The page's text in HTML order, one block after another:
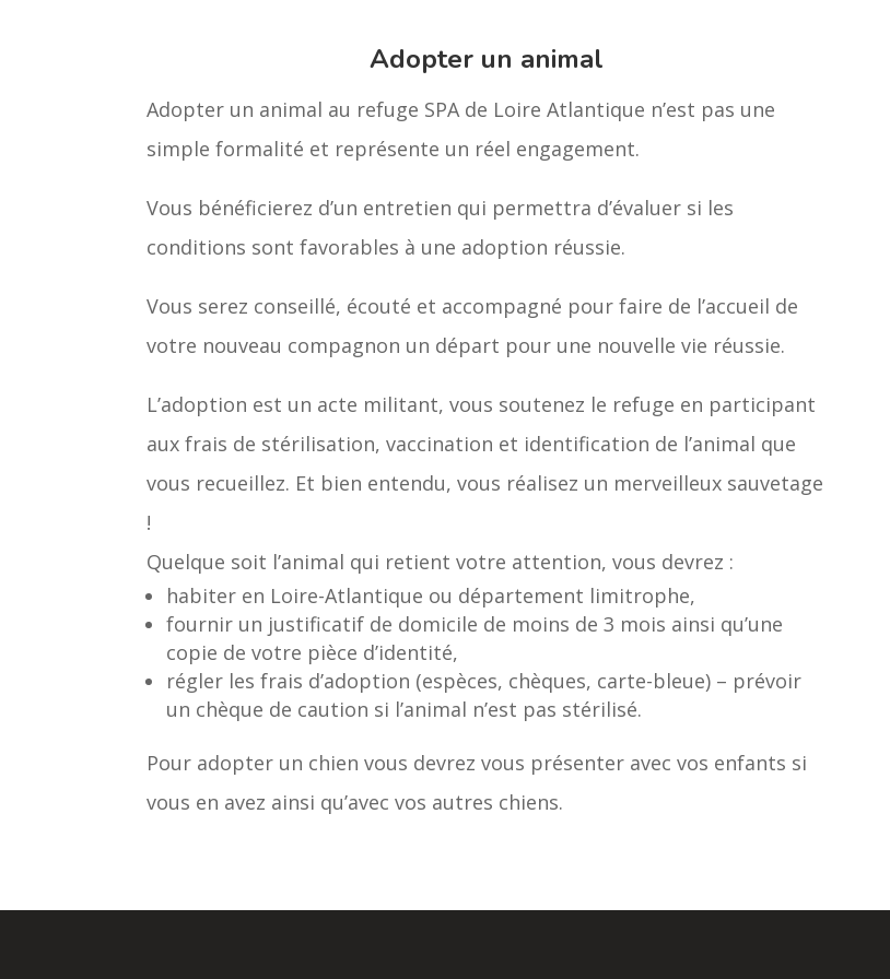
Adopter un animal
Adopter un animal au refuge SPA de Loire Atlantique n’est pas une
simple formalité et représente un réel engagement.
Vous bénéficierez d’un entretien qui permettra d’évaluer si les
conditions sont favorables à une adoption réussie.
Vous serez conseillé, écouté et accompagné pour faire de l’accueil de
votre nouveau compagnon un départ pour une nouvelle vie réussie.
L’adoption est un acte militant, vous soutenez le refuge en participant
aux frais de stérilisation, vaccination et identification de l’animal que
vous recueillez. Et bien entendu, vous réalisez un merveilleux sauvetage
!
Quelque soit l’animal qui retient votre attention, vous devrez :
habiter en Loire-Atlantique ou département limitrophe,
fournir un justificatif de domicile de moins de 3 mois ainsi qu’une
copie de votre pièce d’identité,
régler les frais d’adoption (espèces, chèques, carte-bleue) – prévoir
un chèque de caution si l’animal n’est pas stérilisé.
Pour adopter un chien vous devrez vous présenter avec vos enfants si
vous en avez ainsi qu’avec vos autres chiens.